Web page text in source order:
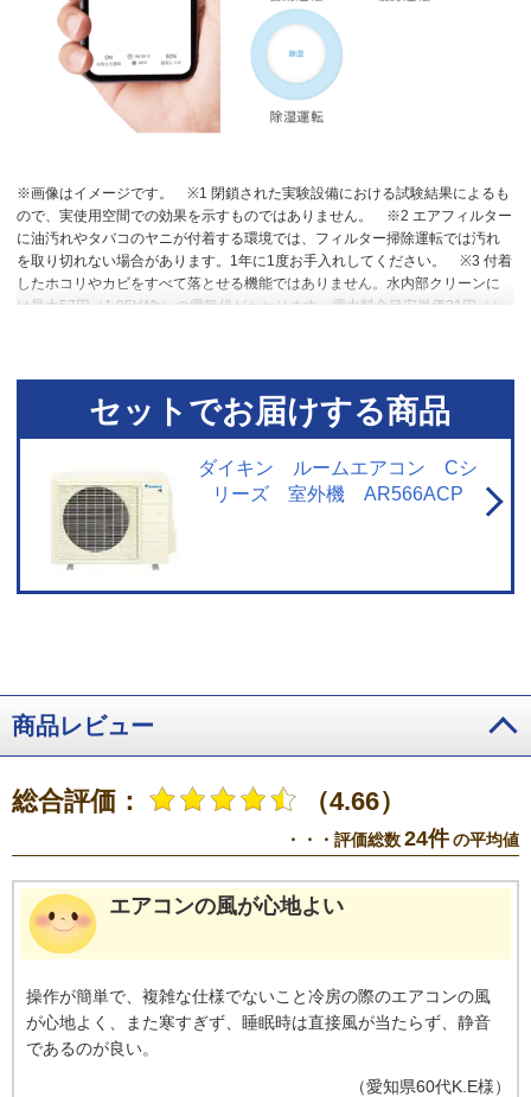
※画像はイメージです。
※1 閉鎖された実験設備における試験結果によるも
ので、実使用空間での効果を示すものではありません。
※2 エアフィルター
に油汚れやタバコのヤニが付着する環境では、フィルター掃除運転では汚れ
を取り切れない場合があります。1年に1度お手入れしてください。
※3 付着
したホコリやカビをすべて落とせる機能ではありません。水内部クリーンに
は最大57円（1.85kWh）の電気代がかかります。電力料金目安単価31円／ｋ
で温度を検知して自動運転を行うため、室内機の設置状況によっては温度を
正確に検知できず、作動しない場合があります。エアコン停止時でも、検知
のために送風運転を行う場合があります。集中コントローラー、ワイヤード
リモコンからの設定はできません。停電中やブレーカーOFF時には、設定して
いても作動しません。
※6 スマートフォンやタブレットPCなどの通信可能
圏内に限ります。（通信費が別途かかります。）通信環境や使用状況によっ
ては、サービスをご利用いただけない場合があります。サービスのご利用時
にダイキン会員サイトCLUB DAIKINへのユーザー登録が必要です。必要なネ
PC）ならびに無線LANインターネット環境。すべてのWi-Fi環境で接続できる
セットでお届けする商品
ダイキン ルームエアコン Cシ
リーズ 室外機 AR566ACP
商品レビュー
総合評価： （4.66）
・・・評価総数24件の平均値
エアコンの風が心地よい
操作が簡単で、複雑な仕様でないこと冷房の際のエアコンの風
が心地よく、また寒すぎず、睡眠時は直接風が当たらず、静音
であるのが良い。
（愛知県60代K.E様）